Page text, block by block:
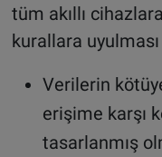
tüm akıllı
kurallara
Verilerin
erişime karşı
tasarlanmış